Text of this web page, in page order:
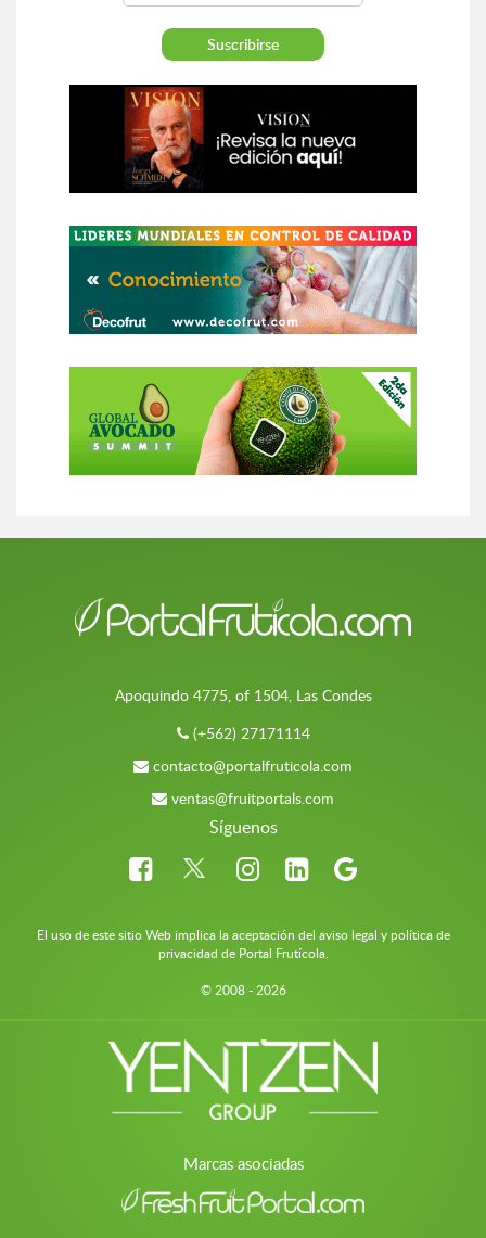
Apoquindo 4775, of 1504, Las Condes
(+562) 27171114
contacto@portalfruticola.com
ventas@fruitportals.com
Síguenos
El uso de este sitio Web implica la aceptación del aviso legal y política de
privacidad de Portal Frutícola.
© 2008 - 2026
Marcas asociadas